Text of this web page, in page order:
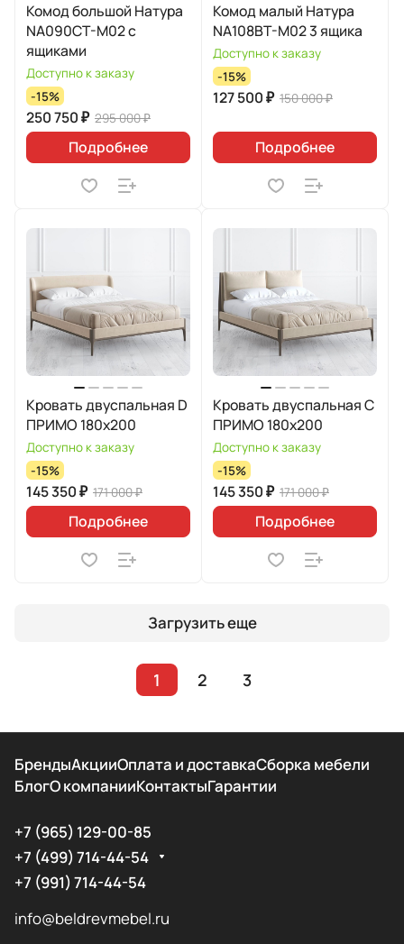
Комод большой Натура
NA090CT-M02 с
ящиками
Доступно к заказу
-15%
250 750 ₽ 295 000 ₽
Подробнее
Комод малый Натура
NA108BT-M02 3 ящика
Доступно к заказу
-15%
127 500 ₽ 150 000 ₽
Подробнее
Кровать двуспальная D
ПРИМО 180х200
Доступно к заказу
-15%
145 350 ₽ 171 000 ₽
Подробнее
Кровать двуспальная C
ПРИМО 180х200
Доступно к заказу
-15%
145 350 ₽ 171 000 ₽
Подробнее
Загрузить еще
1 2 3
БрендыАкцииОплата и доставкаСборка мебели
БлогО компанииКонтактыГарантии
+7 (965) 129-00-85
+7 (499) 714-44-54
+7 (991) 714-44-54
info@beldrevmebel.ru